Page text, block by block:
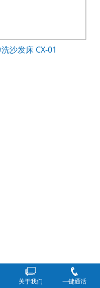
沙发床 CX-01
关于我们 一键通话